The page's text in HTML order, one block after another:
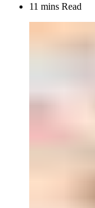
11 mins Read